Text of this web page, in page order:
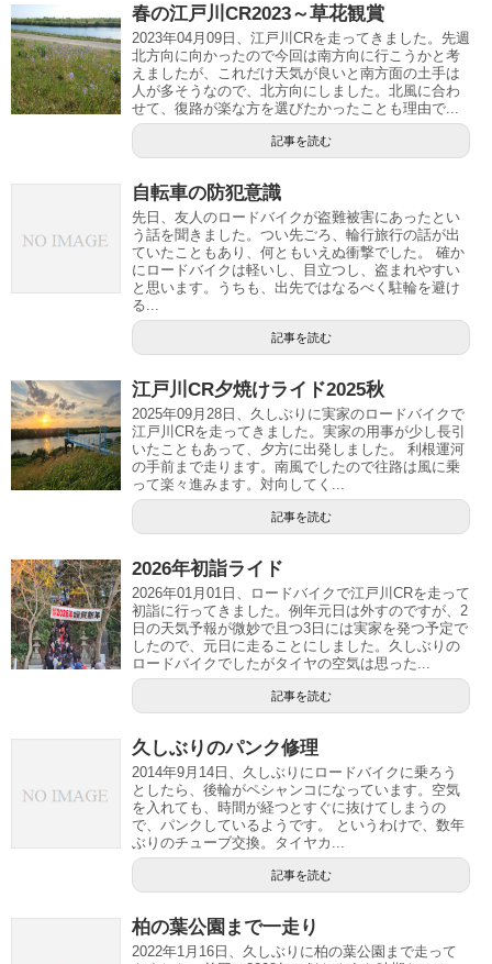
春の江戸川CR2023～草花観賞
2023年04月09日、江戸川CRを走ってきました。先週
北方向に向かったので今回は南方向に行こうかと考
えましたが、これだけ天気が良いと南方面の土手は
人が多そうなので、北方向にしました。北風に合わ
せて、復路が楽な方を選びたかったことも理由で...
記事を読む
自転車の防犯意識
先日、友人のロードバイクが盗難被害にあったとい
う話を聞きました。つい先ごろ、輪行旅行の話が出
ていたこともあり、何ともいえぬ衝撃でした。 確か
にロードバイクは軽いし、目立つし、盗まれやすい
と思います。うちも、出先ではなるべく駐輪を避け
る...
記事を読む
江戸川CR夕焼けライド2025秋
2025年09月28日、久しぶりに実家のロードバイクで
江戸川CRを走ってきました。実家の用事が少し長引
いたこともあって、夕方に出発しました。 利根運河
の手前まで走ります。南風でしたので往路は風に乗
って楽々進みます。対向してく...
記事を読む
2026年初詣ライド
2026年01月01日、ロードバイクで江戸川CRを走って
初詣に行ってきました。例年元日は外すのですが、2
日の天気予報が微妙で且つ3日には実家を発つ予定で
したので、元日に走ることにしました。久しぶりの
ロードバイクでしたがタイヤの空気は思った...
記事を読む
久しぶりのパンク修理
2014年9月14日、久しぶりにロードバイクに乗ろう
としたら、後輪がペシャンコになっています。空気
を入れても、時間が経つとすぐに抜けてしまうの
で、パンクしているようです。 というわけで、数年
ぶりのチューブ交換。タイヤカ...
記事を読む
柏の葉公園まで一走り
2022年1月16日、久しぶりに柏の葉公園まで走って